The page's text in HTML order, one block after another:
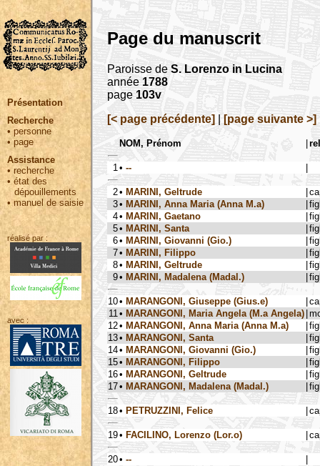
Présentation
Recherche
• personne
•page
Assistance
• recherche
•état des
dépouillements
•manuel de saisie
réalisé par :
avec :
Page du manuscrit
Paroisse de S. Lorenzo in Lucina
année 1788
page 103v
[< page précédente]
[page suivante >]
NOM, Prénom
1 • --
2• MARINI, Geltrude
3• MARINI, Anna Maria (Anna M.a)
4• MARINI, Gaetano
5• MARINI, Santa
6• MARINI, Giovanni (Gio.)
7• MARINI, Filippo
8• MARINI, Geltrude
9• MARINI, Madalena (Madal.)
10• MARANGONI, Giuseppe (Gius.e)
11 • MARANGONI, Maria Angela (M.a Angela)
12• MARANGONI, Anna Maria (Anna M.a)
13• MARANGONI, Santa
14• MARANGONI, Giovanni (Gio.)
15• MARANGONI, Filippo
16• MARANGONI, Geltrude
17• MARANGONI, Madalena (Madal.)
18• PETRUZZINI, Felice
19• FACILINO, Lorenzo (Lor.o)
20• --